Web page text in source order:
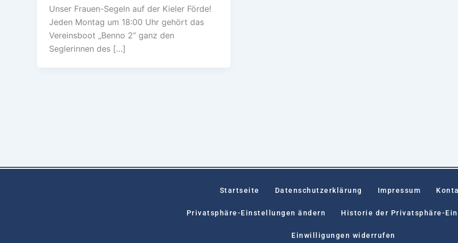
Unser Frauen-Segeln auf der Kieler Förde!
Jeden Montag um 18:00 Uhr gehört das
Vereinsboot „Benno 2“ ganz den
Seglerinnen des […]
Startseite Datenschutzerklärung Impressum
Privatsphäre-Einstellungen ändern Historie der Privatsphäre-
Einwilligungen widerrufen